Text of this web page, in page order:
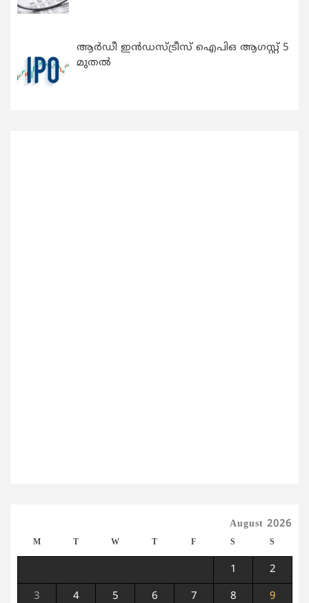
ആർഡീ ഇൻഡസ്ട്രീസ് ഐപിഒ ആഗസ്റ്റ് 5
മുതൽ
August 2026
M T W T F S S
1 2
3 4 5 6 7 8 9